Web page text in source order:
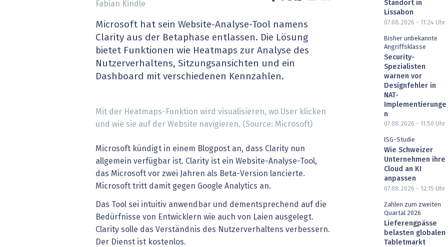
Blockchain
EU-DSGVO
Digital Banking
» alle Dossiers
Artificial Intelligence
Fintech & Insurtech
Professional AV & Digital Signage
» alle Specials
Fabian Kindle
Microsoft hat sein Website-Analyse-Tool namens
Clarity aus der Betaphase entlassen. Die Lösung
bietet Funktionen wie Heatmaps zur Analyse des
Nutzerverhaltens, Sitzungsansichten und ein
Dashboard mit verschiedenen Kennzahlen.
Mit der Heatmaps-Funktion wird visualisieren, wo User klicken
und wie sie auf der Website navigieren. (Source: Microsoft)
Microsoft kündigt in einem Blogpost an, dass Clarity nun
allgemein verfügbar ist. Clarity ist ein Website-Analyse-Tool,
das Microsoft vor zwei Jahren als Beta-Version lancierte.
Microsoft tritt damit gegen Google Analytics an.
Das Tool sei intuitiv anwendbar und dementsprechend auf die
Bedürfnisse von Entwicklern wie auch von Laien ausgelegt.
Clarity solle das Verständnis des Nutzerverhaltens verbessern.
Der Dienst ist kostenlos.
Standort in
Lissabon
07.08.2026 - 11:24 Uhr
Bisher unbekannte
Angriffsklasse
Security-
Spezialisten
warnen vor
Designfehler in
NAT-
Implementierunge
n
07.08.2026 - 11:50 Uhr
ISG-Studie
Wie Schweizer
Unternehmen ihre
Cloud an KI
anpassen
07.08.2026 - 12:15 Uhr
Zahlen zum zweiten
Quartal 2026
Lieferengpässe
belasten globalen
Tabletmarkt